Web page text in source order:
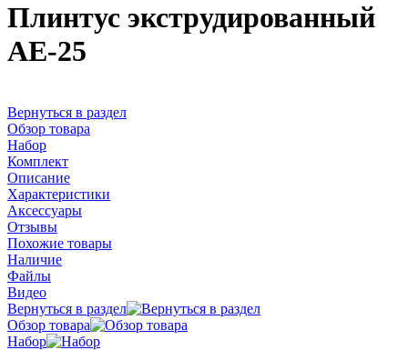
Плинтус экструдированный
AE-25
Вернуться в раздел
Обзор товара
Набор
Комплект
Описание
Характеристики
Аксессуары
Отзывы
Похожие товары
Наличие
Файлы
Видео
Вернуться в раздел
Обзор товара
Набор